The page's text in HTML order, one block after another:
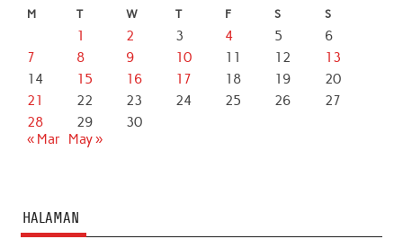
M T W T F S S
1 2 3 4 5
6
7
8 9 10 11 12
13
14
15 16 17 18 19
20
21
22 23 24 25 26
27
28
29
30
« Mar May »
HALAMAN